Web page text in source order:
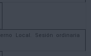
Local. Sesión ordinaria